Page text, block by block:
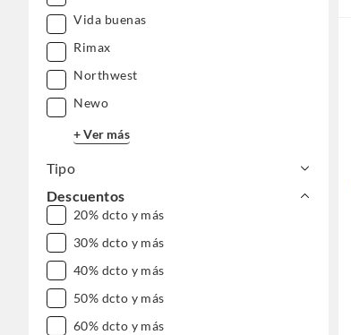
Vida buenas
Rimax
Northwest
Newo
+ Ver más
Tipo
Descuentos
20% dcto y más
30% dcto y más
40% dcto y más
50% dcto y más
60% dcto y más